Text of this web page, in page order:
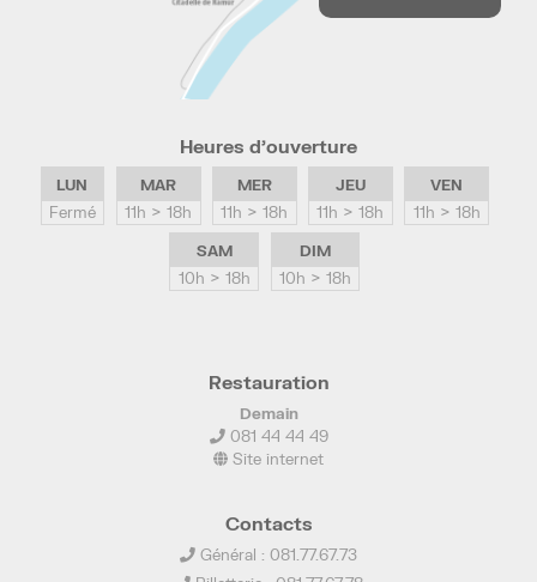
Heures d’ouverture
LUN
Fermé
MAR
11h > 18h
MER
11h > 18h
JEU
11h > 18h
VEN
11h > 18h
SAM
10h > 18h
DIM
10h > 18h
Restauration
Demain
081 44 44 49
Site internet
Contacts
Général : 081.77.67.73